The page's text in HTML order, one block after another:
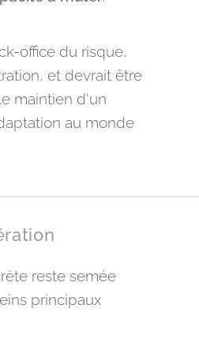
office du risque,
et devrait être
maintien d'un
au monde
reste semée
principaux